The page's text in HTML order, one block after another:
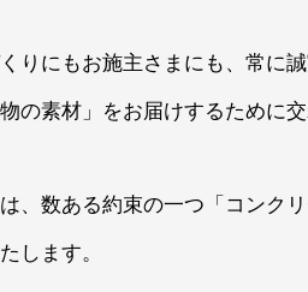
りにもお施主さまにも、常に
物の素材」をお届けするために
、数ある約束の一つ「コンク
します。